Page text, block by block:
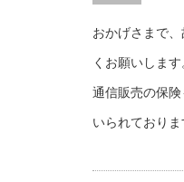
おかげさまで
くお願いしま
通信販売の保
いられておりま